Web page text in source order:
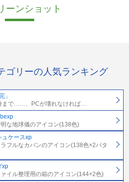
ーンショット
ゴリーの人気ランキング
」
まで……、PCが壊れなければ…
な地球儀のアイコン(138色)
ュケースxp
フルなカバンのアイコン(138色×2パタ
xp
イル整理用の箱のアイコン(144×2色)